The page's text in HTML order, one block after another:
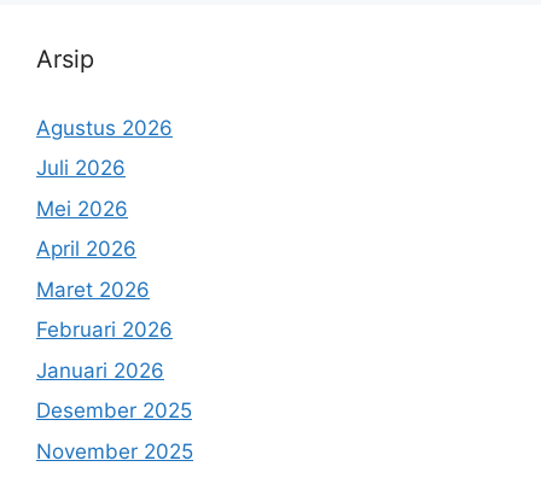
Arsip
Agustus 2026
Juli 2026
Mei 2026
April 2026
Maret 2026
Februari 2026
Januari 2026
Desember 2025
November 2025